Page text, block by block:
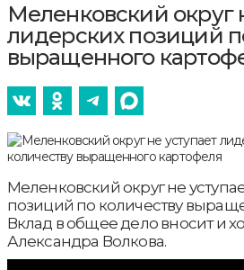
Меленковский округ
лидерских позиций
выращенного
Меленковский округ не
позиций по количеству
Вклад в общее дело вносит и
Александра Волкова.